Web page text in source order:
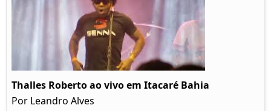
Thalles Roberto ao vivo em Itacaré Bahia
Por Leandro Alves